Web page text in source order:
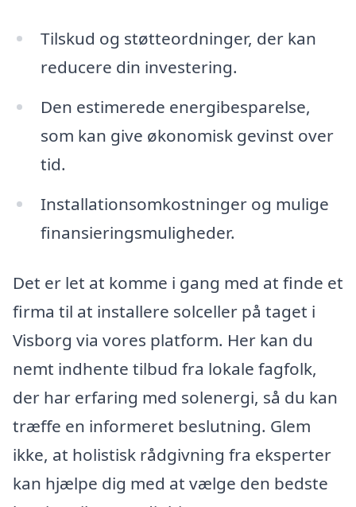
Tilskud og støtteordninger, der kan
reducere din investering.
Den estimerede energibesparelse,
som kan give økonomisk gevinst over
tid.
Installationsomkostninger og mulige
finansieringsmuligheder.
Det er let at komme i gang med at finde et
firma til at installere solceller på taget i
Visborg via vores platform. Her kan du
nemt indhente tilbud fra lokale fagfolk,
der har erfaring med solenergi, så du kan
træffe en informeret beslutning. Glem
ikke, at holistisk rådgivning fra eksperter
kan hjælpe dig med at vælge den bedste